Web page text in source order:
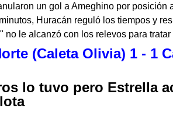
un gol a Ameghino por posición
Huracán reguló los tiempos y
no le alcanzó con los relevos para
(Caleta Olivia) 1 - 1
lo tuvo pero Estrella